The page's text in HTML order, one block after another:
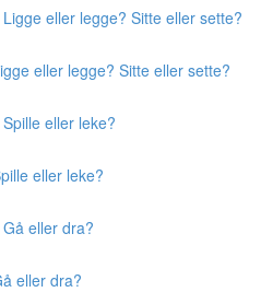
eller legge? Sitte eller sette?
eller legge? Sitte eller sette?
eller leke?
eller leke?
eller dra?
eller dra?